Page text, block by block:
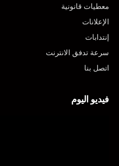
معطيات قانونية
الإعلانات
إنتدابات
سرعة تدفق الانترنت
اتصل بنا
فيديو اليوم